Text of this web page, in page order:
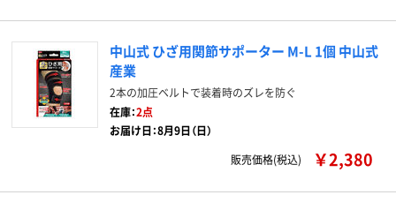
中山式 ひざ用関節サポーター M-L 1個 中山式
産業
2本の加圧ベルトで装着時のズレを防ぐ
在庫：2点
お届け日：8月9日（日）
販売価格(税込)
￥2,380